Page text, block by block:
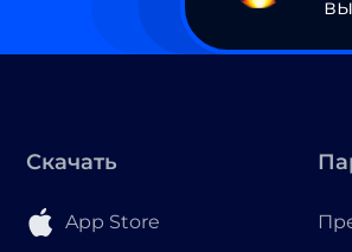
Скачать
App Store